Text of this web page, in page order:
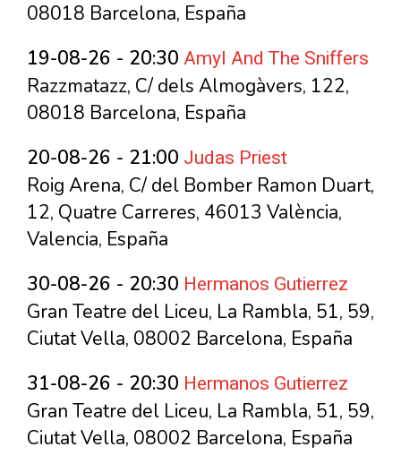
08018 Barcelona, España
19-08-26 - 20:30 Amyl And The Sniffers
Razzmatazz, C/ dels Almogàvers, 122,
08018 Barcelona, España
20-08-26 - 21:00 Judas Priest
Roig Arena, C/ del Bomber Ramon Duart,
12, Quatre Carreres, 46013 València,
Valencia, España
30-08-26 - 20:30 Hermanos Gutierrez
Gran Teatre del Liceu, La Rambla, 51, 59,
Ciutat Vella, 08002 Barcelona, España
31-08-26 - 20:30 Hermanos Gutierrez
Gran Teatre del Liceu, La Rambla, 51, 59,
Ciutat Vella, 08002 Barcelona, España